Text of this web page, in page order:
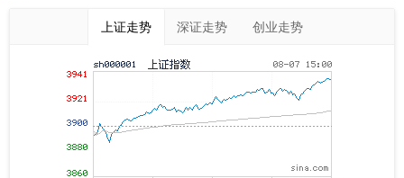
上证走势 深证走势 创业走势